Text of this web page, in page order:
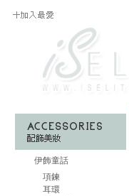
伊飾童話
項鍊
耳環